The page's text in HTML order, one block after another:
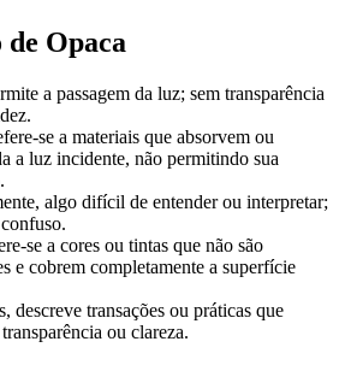
de Opaca
a passagem da luz; sem transparência
se a materiais que absorvem ou
a luz incidente, não permitindo sua
algo difícil de entender ou interpretar;
se a cores ou tintas que não são
e cobrem completamente a superfície
descreve transações ou práticas que
ou clareza.